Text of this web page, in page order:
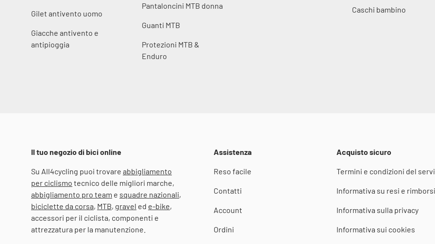
Gilet antivento uomo
Giacche antivento e
antipioggia
Pantaloncini MTB donna
Guanti MTB
Protezioni MTB &
Enduro
Caschi bambino
Il tuo negozio di bici online
Su All4cycling puoi trovare abbigliamento
per ciclismo tecnico delle migliori marche,
abbigliamento pro team e squadre nazionali,
biciclette da corsa, MTB, gravel ed e-bike,
accessori per il ciclista, componenti e
attrezzatura per la manutenzione.
Assistenza
Reso facile
Contatti
Account
Ordini
Acquisto sicuro
Termini e condizioni del
Informativa su resi e rimborsi
Informativa sulla privacy
Informativa sui cookies